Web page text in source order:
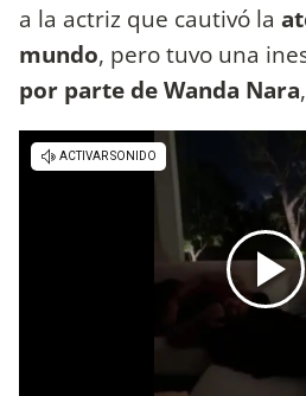
a la actriz que cautivó la
mundo, pero tuvo una
por parte de Wanda Nara